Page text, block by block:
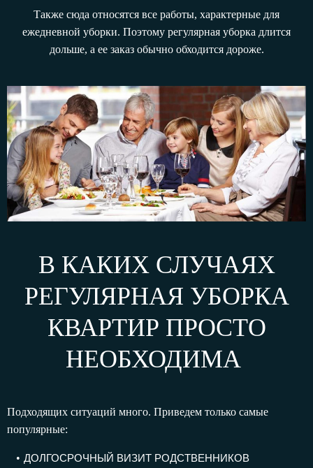
Также сюда относятся все работы, характерные для
ежедневной уборки. Поэтому регулярная уборка длится
дольше, а ее заказ обычно обходится дороже.
В КАКИХ СЛУЧАЯХ
РЕГУЛЯРНАЯ УБОРКА
КВАРТИР ПРОСТО
НЕОБХОДИМА
Подходящих ситуаций много. Приведем только самые
популярные:
ДОЛГОСРОЧНЫЙ ВИЗИТ РОДСТВЕННИКОВ